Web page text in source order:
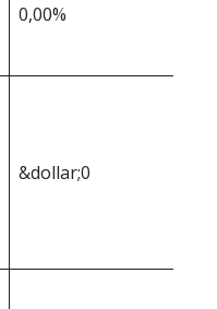
0,00%
&dollar;0